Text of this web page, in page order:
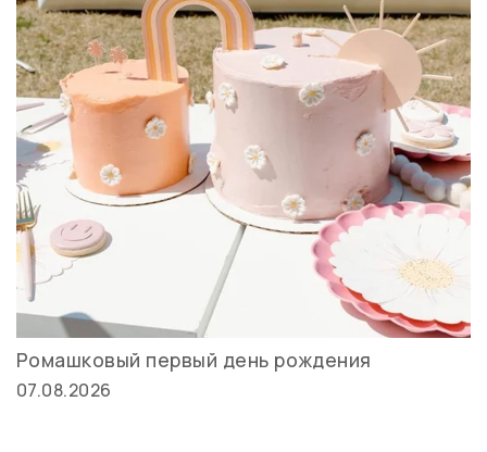
Ромашковый первый день рождения
07.08.2026